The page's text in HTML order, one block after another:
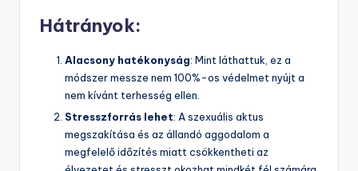
Hátrányok:
Alacsony hatékonyság: Mint láthattuk, ez a
módszer messze nem 100%-os védelmet nyújt a
nem kívánt terhesség ellen.
Stresszforrás lehet: A szexuális aktus
megszakítása és az állandó aggodalom a
megfelelő időzítés miatt csökkentheti az